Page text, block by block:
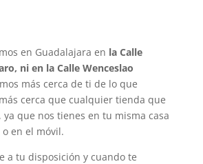
en Guadalajara en la Calle
ni en la Calle Wenceslao
más cerca de ti de lo que
cerca que cualquier tienda que
ya que nos tienes en tu misma casa
en el móvil.
a tu disposición y cuando te